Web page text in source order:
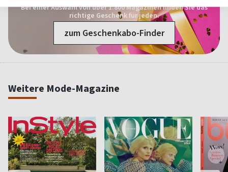
Bei einer Auswahl von über 1.800 Magazinen finden Sie das
richtige Geschenk für jeden.
zum Geschenkabo-Finder
Weitere Mode-Magazine